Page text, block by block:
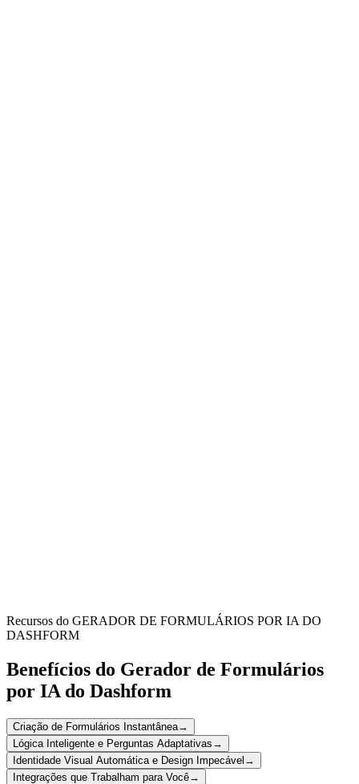
processing, or record transfers with clear control over your data.
Recursos do GERADOR DE FORMULÁRIOS POR IA DO
DASHFORM
Benefícios do Gerador de Formulários
por IA do Dashform
Criação de Formulários Instantânea→
Lógica Inteligente e Perguntas Adaptativas →
Identidade Visual Automática e Design Impecável →
Integrações que Trabalham para Você→